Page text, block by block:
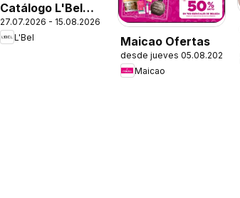
Catálogo L'Bel
Campaña 13
27.07.2026 - 15.08.2026
L'Bel
Maicao Ofertas
desde jueves 05.08.2026
Maicao